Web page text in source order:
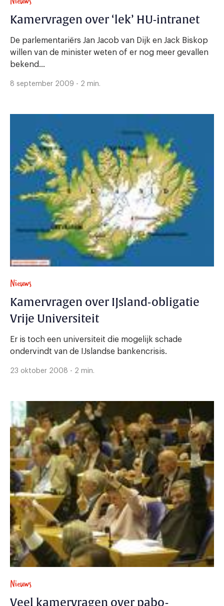
Kamervragen over ‘lek’ HU-intranet
De parlementariërs Jan Jacob van Dijk en Jack Biskop
willen van de minister weten of er nog meer gevallen
bekend...
8 september 2009 - 2 min.
Nieuws
Kamervragen over IJsland-obligatie
Vrije Universiteit
Er is toch een universiteit die mogelijk schade
ondervindt van de IJslandse bankencrisis.
23 oktober 2008 - 2 min.
Nieuws
Veel kamervragen over pabo-